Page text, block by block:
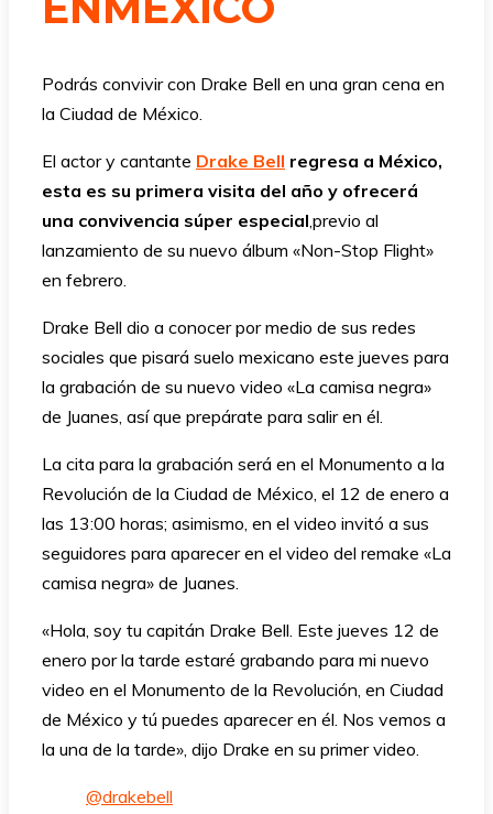
Podrás convivir con Drake Bell en una gran cena en
la Ciudad de México.
El actor y cantante Drake Bell regresa a México,
esta es su primera visita del año y ofrecerá
una convivencia súper especial,previo al
lanzamiento de su nuevo álbum «Non-Stop Flight»
en febrero.
Drake Bell dio a conocer por medio de sus redes
sociales que pisará suelo mexicano este jueves para
la grabación de su nuevo video «La camisa negra»
de Juanes, así que prepárate para salir en él.
La cita para la grabación será en el Monumento a la
Revolución de la Ciudad de México, el 12 de enero a
las 13:00 horas; asimismo, en el video invitó a sus
seguidores para aparecer en el video del remake «La
camisa negra» de Juanes.
«Hola, soy tu capitán Drake Bell. Este jueves 12 de
enero por la tarde estaré grabando para mi nuevo
video en el Monumento de la Revolución, en Ciudad
de México y tú puedes aparecer en él. Nos vemos a
la una de la tarde», dijo Drake en su primer video.
@drakebell